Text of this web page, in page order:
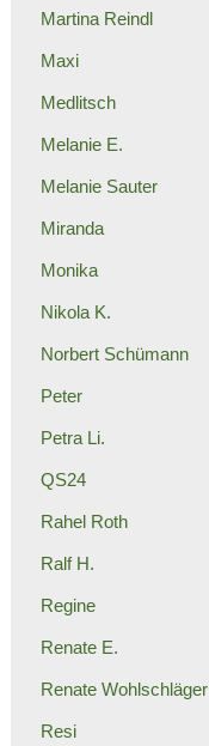
Martina Reindl
Maxi
Medlitsch
Melanie E.
Melanie Sauter
Miranda
Monika
Nikola K.
Norbert Schümann
Peter
Petra Li.
QS24
Rahel Roth
Ralf H.
Regine
Renate E.
Renate Wohlschläger
Resi